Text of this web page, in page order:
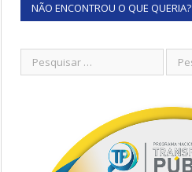
NÃO ENCONTROU O QUE QUERIA?